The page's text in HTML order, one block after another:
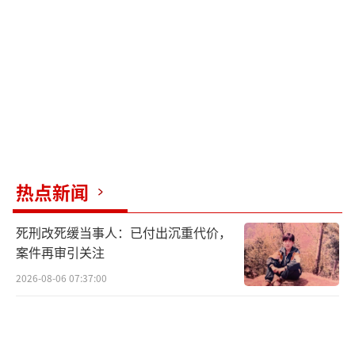
热点新闻
死刑改死缓当事人：已付出沉重代价，
案件再审引关注
2026-08-06 07:37:00